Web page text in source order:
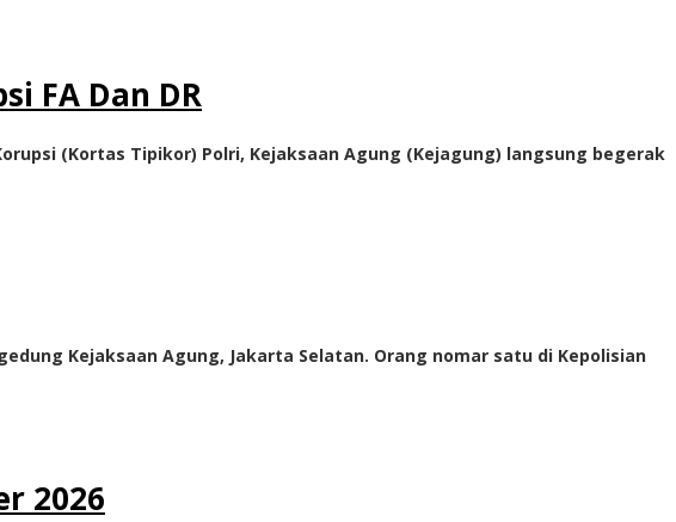
FA Dan DR
(Kortas Tipikor) Polri, Kejaksaan Agung (Kejagung) langsung begerak
Kejaksaan Agung, Jakarta Selatan. Orang nomar satu di Kepolisian
2026